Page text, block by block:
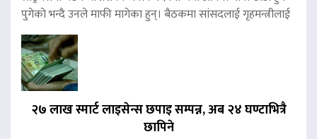
पुगेको भन्दै उनले माफी मागेका हुन्। बैठकमा सांसदलाई गृहमन्त्रीलाई
२७ लाख स्मार्ट लाइसेन्स छपाइ सम्पन्न, अब २४ घण्टाभित्रै
छापिने